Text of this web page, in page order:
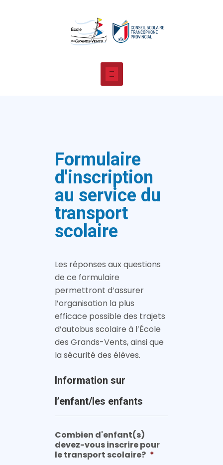
Formulaire
d'inscription
au service du
transport
scolaire
Les réponses aux questions
de ce formulaire
permettront d’assurer
l’organisation la plus
efficace possible des trajets
d’autobus scolaire à l’École
des Grands-Vents, ainsi que
la sécurité des élèves.
Information sur
l’enfant/les enfants
Combien d'enfant(s)
devez-vous inscrire pour
le transport scolaire? *